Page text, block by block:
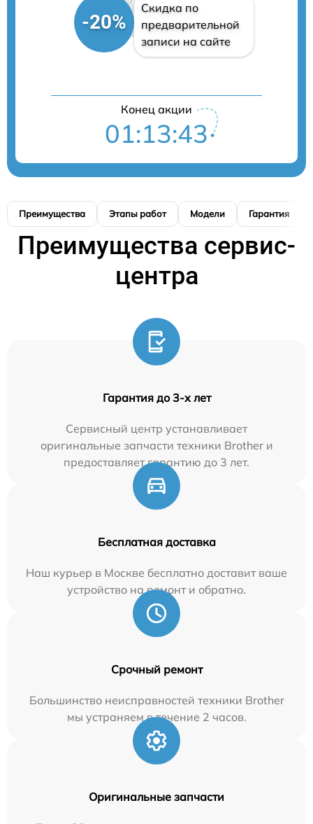
-20%
Скидка по
предварительной
записи на сайте
Конец акции
01:13:42
Преимущества Этапы работ Модели Гарантия
Преимущества сервис-
центра
Гарантия до 3-х лет
Сервисный центр устанавливает
оригинальные запчасти техники Brother и
предоставляет гарантию до 3 лет.
Бесплатная доставка
Наш курьер в Москве бесплатно доставит ваше
устройство на ремонт и обратно.
Срочный ремонт
Большинство неисправностей техники Brother
мы устраняем в течение 2 часов.
Оригинальные запчасти